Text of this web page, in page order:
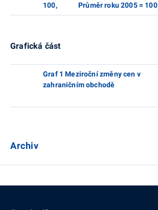
100, Průměr roku 2005 = 100
Grafická část
Graf 1 Meziroční změny cen v
zahraničním obchodě
Archiv